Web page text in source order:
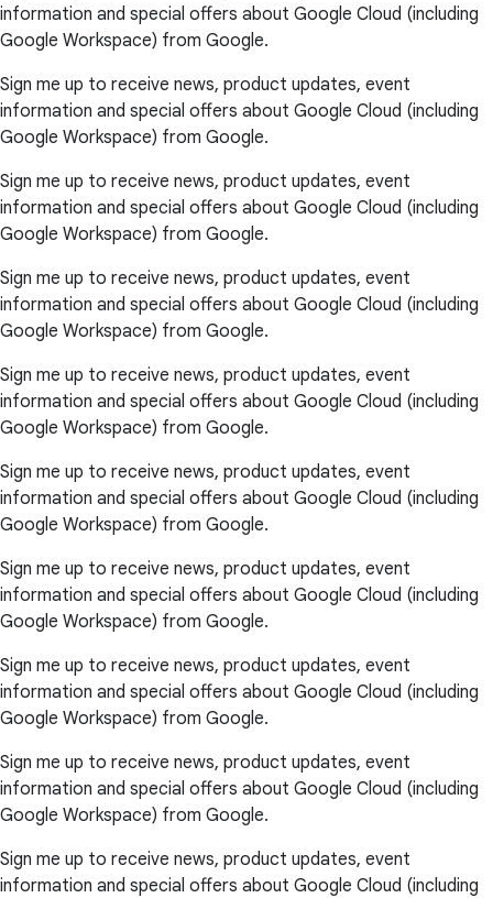
information and special offers about Google Cloud (including
Google Workspace) from Google.
Sign me up to receive news, product updates, event
information and special offers about Google Cloud (including
Google Workspace) from Google.
Sign me up to receive news, product updates, event
information and special offers about Google Cloud (including
Google Workspace) from Google.
Sign me up to receive news, product updates, event
information and special offers about Google Cloud (including
Google Workspace) from Google.
Sign me up to receive news, product updates, event
information and special offers about Google Cloud (including
Google Workspace) from Google.
Sign me up to receive news, product updates, event
information and special offers about Google Cloud (including
Google Workspace) from Google.
Sign me up to receive news, product updates, event
information and special offers about Google Cloud (including
Google Workspace) from Google.
Sign me up to receive news, product updates, event
information and special offers about Google Cloud (including
Google Workspace) from Google.
Sign me up to receive news, product updates, event
information and special offers about Google Cloud (including
Google Workspace) from Google.
Sign me up to receive news, product updates, event
information and special offers about Google Cloud (including